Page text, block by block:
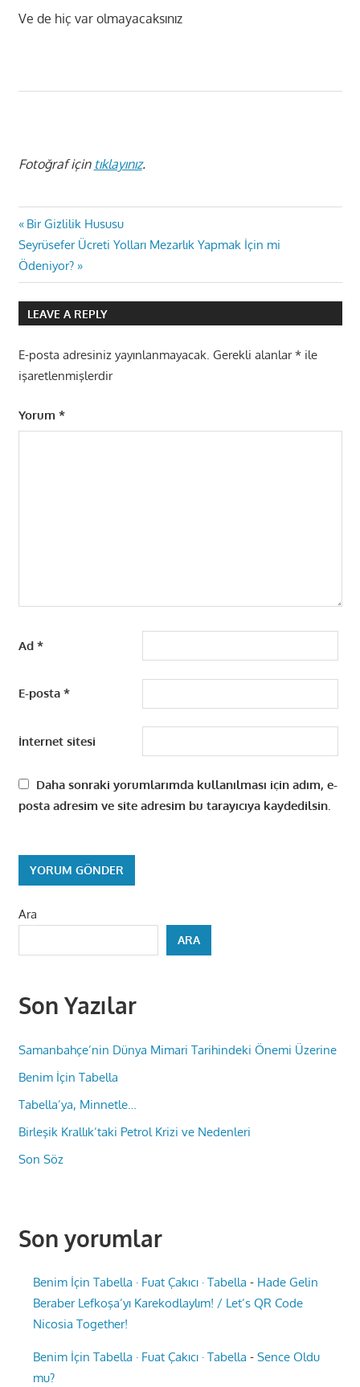
Ve de hiç var olmayacaksınız
Fotoğraf için tıklayınız.
Yazı
gezinmesi
Previous
Post:
Bir Gizlilik Hususu
Next
Post:
Seyrüsefer Ücreti Yolları Mezarlık Yapmak İçin mi
Ödeniyor?
LEAVE A REPLY
E-posta adresiniz yayınlanmayacak. Gerekli alanlar*ile
işaretlenmişlerdir
Yorum *
Ad *
E-posta *
İnternet sitesi
Daha sonraki yorumlarımda kullanılması için adım, e-
posta adresim ve site adresim bu tarayıcıya kaydedilsin.
Ara
ARA
Son Yazılar
Samanbahçe’nin Dünya Mimari Tarihindeki Önemi Üzerine
Benim İçin Tabella
Tabella’ya, Minnetle…
Birleşik Krallık’taki Petrol Krizi ve Nedenleri
Son Söz
Son yorumlar
Benim İçin Tabella · Fuat Çakıcı · Tabella - Hade Gelin
Beraber Lefkoşa’yı Karekodlaylım! / Let’s QR Code
Nicosia Together!
Benim İçin Tabella · Fuat Çakıcı · Tabella -Sence Oldu
mu?